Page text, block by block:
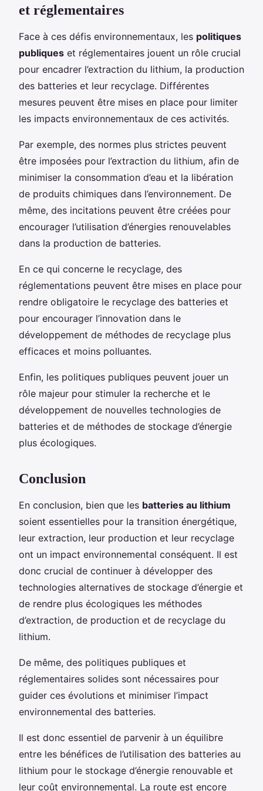
et réglementaires
Face à ces défis environnementaux, les politiques
publiques et réglementaires jouent un rôle crucial
pour encadrer l’extraction du lithium, la production
des batteries et leur recyclage. Différentes
mesures peuvent être mises en place pour limiter
les impacts environnementaux de ces activités.
Par exemple, des normes plus strictes peuvent
être imposées pour l’extraction du lithium, afin de
minimiser la consommation d’eau et la libération
de produits chimiques dans l’environnement. De
même, des incitations peuvent être créées pour
encourager l’utilisation d’énergies renouvelables
dans la production de batteries.
En ce qui concerne le recyclage, des
réglementations peuvent être mises en place pour
rendre obligatoire le recyclage des batteries et
pour encourager l’innovation dans le
développement de méthodes de recyclage plus
efficaces et moins polluantes.
Enfin, les politiques publiques peuvent jouer un
rôle majeur pour stimuler la recherche et le
développement de nouvelles technologies de
batteries et de méthodes de stockage d’énergie
plus écologiques.
Conclusion
En conclusion, bien que les batteries au lithium
soient essentielles pour la transition énergétique,
leur extraction, leur production et leur recyclage
ont un impact environnemental conséquent. Il est
donc crucial de continuer à développer des
technologies alternatives de stockage d’énergie et
de rendre plus écologiques les méthodes
d’extraction, de production et de recyclage du
lithium.
De même, des politiques publiques et
réglementaires solides sont nécessaires pour
guider ces évolutions et minimiser l’impact
environnemental des batteries.
Il est donc essentiel de parvenir à un équilibre
entre les bénéfices de l’utilisation des batteries au
lithium pour le stockage d’énergie renouvable et
leur coût environnemental. La route est encore